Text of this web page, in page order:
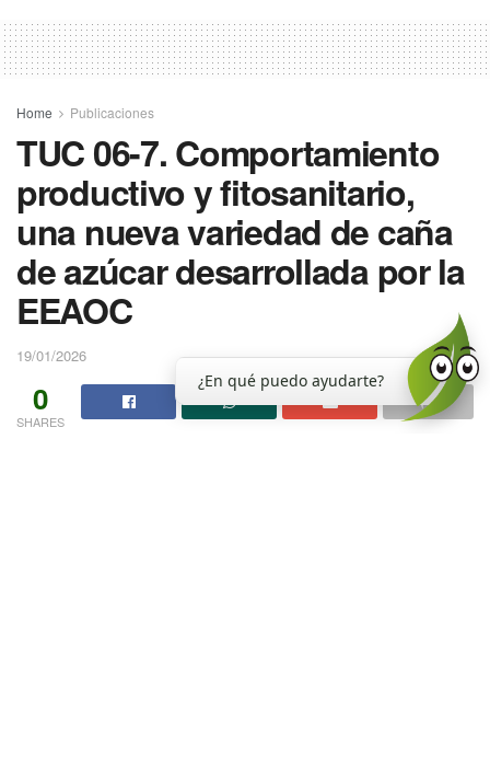
Home Publicaciones
TUC 06-7. Comportamiento
productivo y fitosanitario,
una nueva variedad de caña
de azúcar desarrollada por la
EEAOC
19/01/2026
0
SHARES
¿En qué puedo ayudarte?